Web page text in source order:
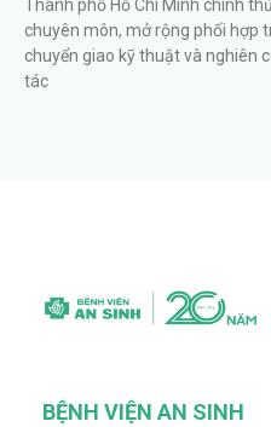
Thành phố Hồ Chí Minh chính
chuyên môn, mở rộng phối hợp
chuyển giao kỹ thuật và nghiên
tác
BỆNH VIỆN AN SINH